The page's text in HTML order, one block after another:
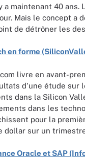
a maintenant 40 ans.
Mais le concept a
de détrôner les
en forme
livre en avant-
d'une étude sur
dans la Silicon
dans les
pour la
dollar sur un
Oracle et SAP